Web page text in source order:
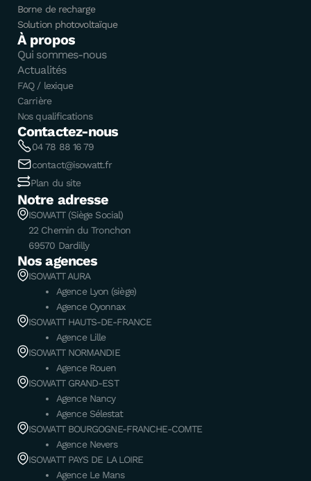
Borne de recharge
Solution photovoltaïque
À propos
Qui sommes-nous
Actualités
FAQ / lexique
Carrière
Nos qualifications
Contactez-nous
04 78 88 16 79
contact@isowatt.fr
Plan du site
Notre adresse
ISOWATT (Siège Social)
22 Chemin du Tronchon
69570 Dardilly
Nos agences
ISOWATT AURA
Agence Lyon (siège)
Agence Oyonnax
ISOWATT HAUTS-DE-FRANCE
Agence Lille
ISOWATT NORMANDIE
Agence Rouen
ISOWATT GRAND-EST
Agence Nancy
Agence Sélestat
ISOWATT BOURGOGNE-FRANCHE-COMTE
Agence Nevers
ISOWATT PAYS DE LA LOIRE
Agence Le Mans